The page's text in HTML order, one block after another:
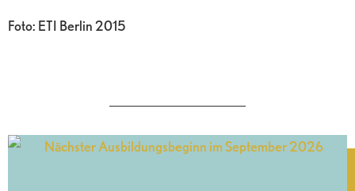
Foto: ETI Berlin 2015